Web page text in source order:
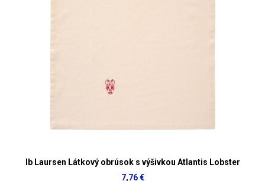
Ib Laursen Látkový obrúsok s výšivkou Atlantis Lobster
7,76 €